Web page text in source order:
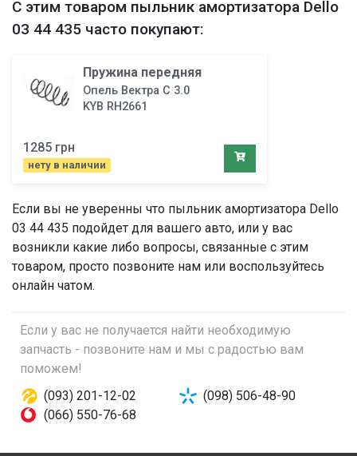
С этим товаром пыльник амортизатора Dello
03 44 435 часто покупают:
Пружина передняя
Опель Вектра C 3.0
KYB RH2661
1285 грн
нету в наличии
Если вы не уверенны что пыльник амортизатора Dello
03 44 435 подойдет для вашего авто, или у вас
возникли какие либо вопросы, связанные с этим
товаром, просто позвоните нам или воспользуйтесь
онлайн чатом.
Если у вас не получается найти необходимую
запчасть - позвоните нам и мы с радостью вам
поможем!
(093) 201-12-02
(098) 506-48-90
(066) 550-76-68